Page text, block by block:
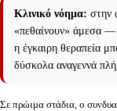
Κλινικό νόημα: στην
«πεθαίνουν» άμεσα —
η έγκαιρη θεραπεία
δύσκολα αναγεννά
Σε πρώιμα στάδια, ο